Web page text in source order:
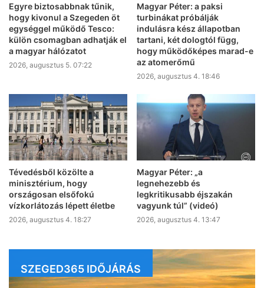
Egyre biztosabbnak tűnik,
hogy kivonul a Szegeden öt
egységgel működő Tesco:
külön csomagban adhatják el
a magyar hálózatot
2026, augusztus 5. 07:22
Magyar Péter: a paksi
turbinákat próbálják
indulásra kész állapotban
tartani, két dologtól függ,
hogy működőképes marad-e
az atomerőmű
2026, augusztus 4. 18:46
Tévedésből közölte a
minisztérium, hogy
országosan elsőfokú
vízkorlátozás lépett életbe
2026, augusztus 4. 18:27
Magyar Péter: „a
legnehezebb és
legkritikusabb éjszakán
vagyunk túl” (videó)
2026, augusztus 4. 13:47
SZEGED365 IDŐJÁRÁS